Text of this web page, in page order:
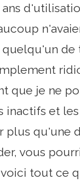
que je ne
inactifs et
plus qu'une
vous
voici tout ce